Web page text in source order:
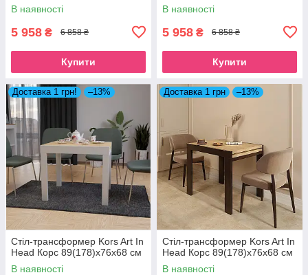
В наявності
5 958 ₴ 6 858 ₴
Купити
В наявності
5 958 ₴ 6 858 ₴
Купити
Доставка 1 грн! –13%
Стіл-трансформер Kors Art In
Head Корс 89(178)x76x68 см
В наявності
Доставка 1 грн –13%
Стіл-трансформер Kors Art In
Head Корс 89(178)x76x68 см
В наявності